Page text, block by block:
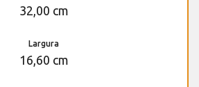
32,00 cm
Largura
16,60 cm